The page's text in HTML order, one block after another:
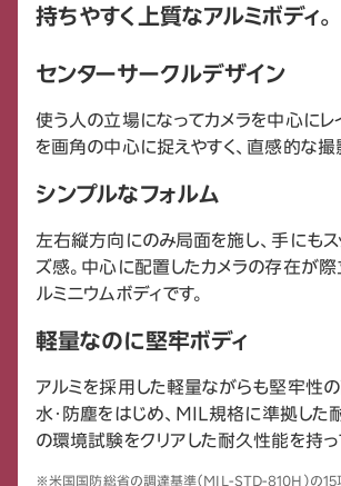
持ちやすく上質なアルミボディ。
センターサークルデザイン
使う人の立場になってカメラを中心にレ
を画角の中心に捉えやすく、直感的な撮
シンプルなフォルム
左右縦方向にのみ局面を施し、手にもス
ズ感。中心に配置したカメラの存在が際
ルミニウムボディです。
軽量なのに堅牢ボディ
アルミを採用した軽量ながらも堅牢性の
水・防塵をはじめ、MIL規格に準拠した
の環境試験をクリアした耐久性能を持っ
※米国国防総省の調達基準（MIL-STD-810H）の15項